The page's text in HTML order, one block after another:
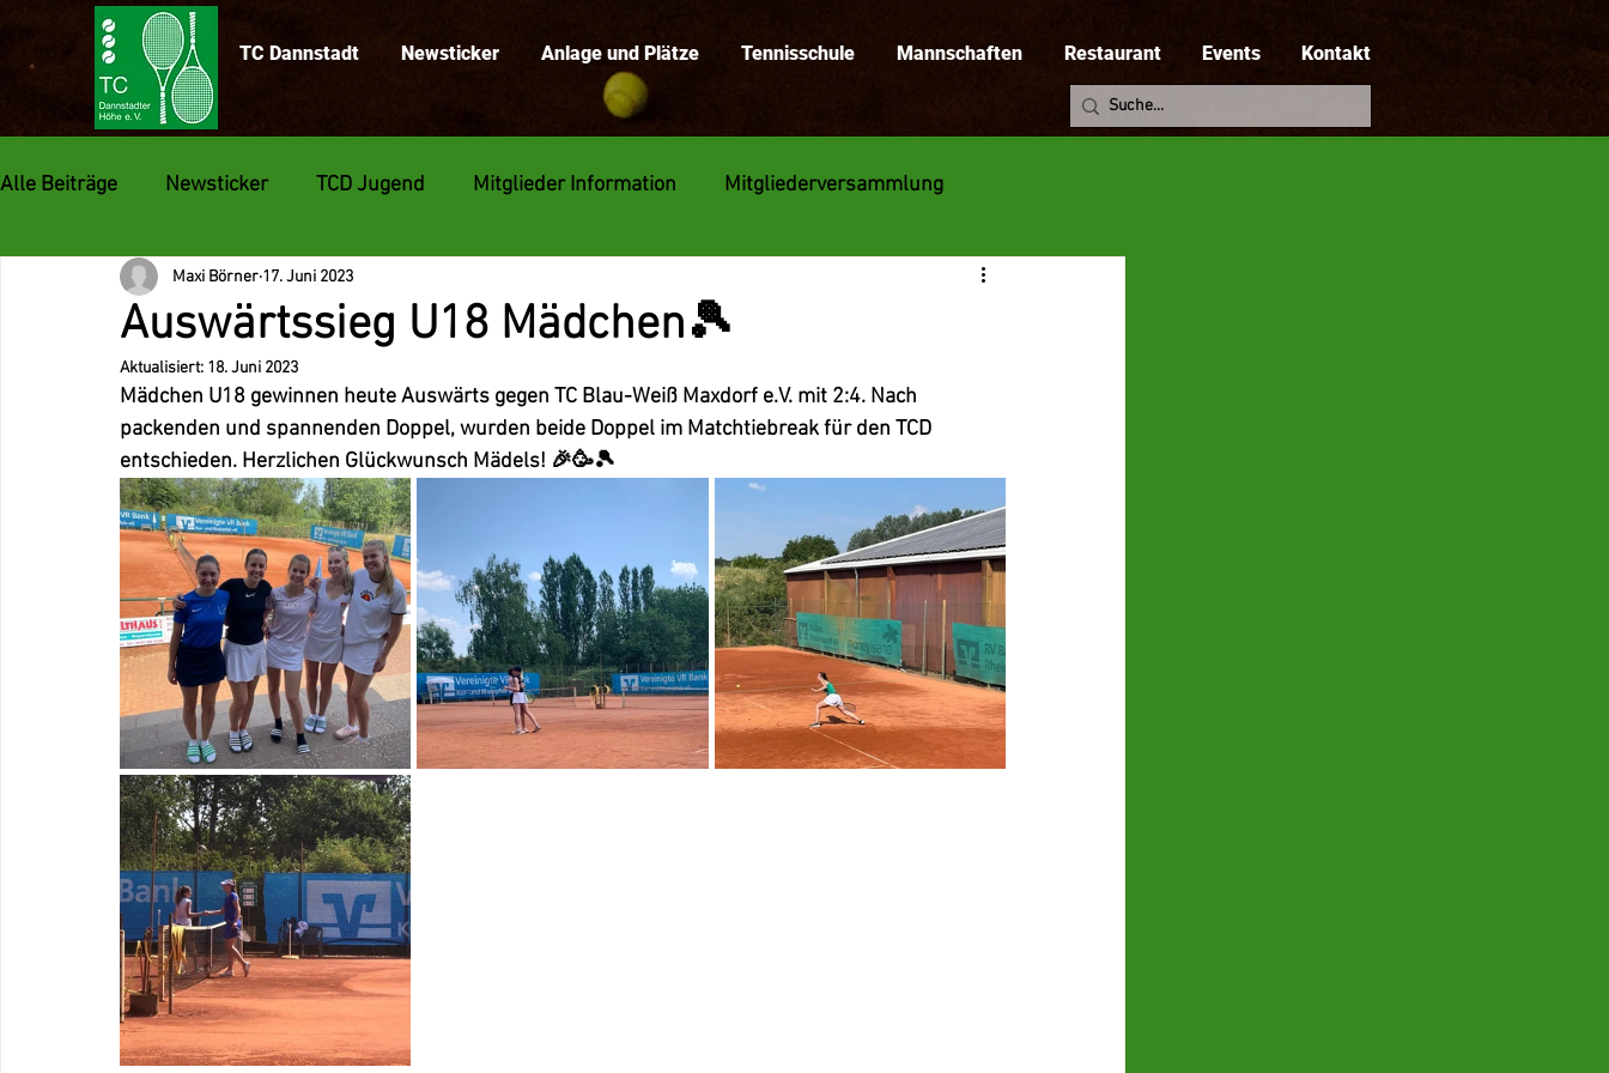
TC Dannstadt Newsticker Anlage und Plätze Tennisschule Mannschaften Restaurant Events Kontakt
Alle Beiträge Newsticker TCD Jugend Mitglieder Information Mitgliederversammlung
Medenspiele
Auswärtssieg U18 Mädchen🎾
Maxi Börner 17. Juni 2023
Aktualisiert: 18. Juni 2023
Mädchen U18 gewinnen heute Auswärts gegen TC Blau-Weiß Maxdorf e.V. mit 2:4. Nach
packenden und spannenden Doppel, wurden beide Doppel im Matchtiebreak für den TCD
entschieden. Herzlichen Glückwunsch Mädels! 🎉🥳🎾